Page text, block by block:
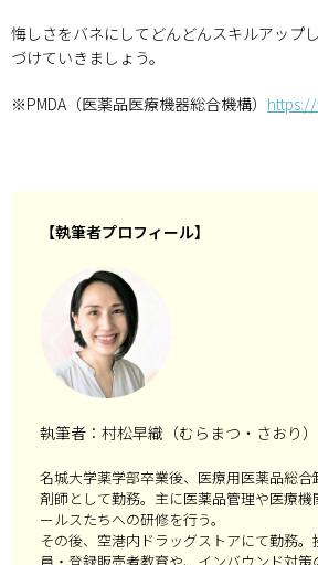
悔しさをバネにしてどんどんスキルアップ
づけていきましょう。
※PMDA（医薬品医療機器総合機構）
【執筆者プロフィール】
執筆者：村松早織（むらまつ・さおり
名城大学薬学部卒業後、医療用医薬品総
剤師として勤務。主に医薬品管理や医療
ールスたちへの研修を行う。
その後、空港内ドラッグストアにて勤務